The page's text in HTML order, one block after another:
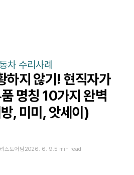
차 수리사례
하지 않기! 현직자가
명칭 10가지 완벽
, 미미, 앗세이)
스토어팀 2026. 6. 9. 5 min read